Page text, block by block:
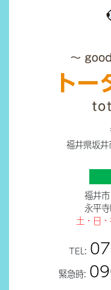
福井県坂
福井
永平
土・日
TEL:
緊急時: